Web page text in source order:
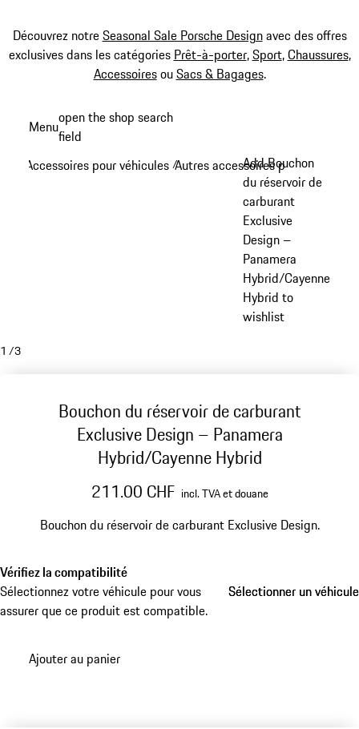
Découvrez notreSeasonal Sale Porsche Designavec des offres
exclusives dans les catégories Prêt-à-porter,Sport,Chaussures,
AccessoiresouSacs & Bagages.
principal
Menuopen the shop search
field
Accessoires pour véhicules /Autres accessoires pour véhicule
Add Bouchon
du réservoir de
carburant
Exclusive
Design –
Panamera
Hybrid/Cayenne
Hybrid to
wishlist
1 /3
Bouchon du réservoir de carburant
Exclusive Design – Panamera
Hybrid/Cayenne Hybrid
211.00 CHF incl. TVA et douane
Bouchon du réservoir de carburant Exclusive Design.
Vérifiez la compatibilité
Sélectionnez votre véhicule pour vous
assurer que ce produit est compatible.
Sélectionner un véhicule
Sélectionner un véhicule
Ajouter au panier